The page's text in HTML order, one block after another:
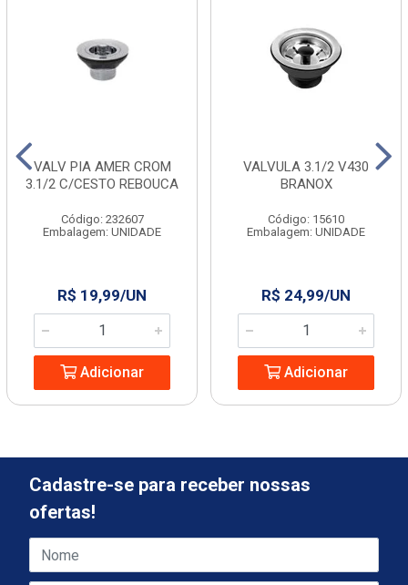
VALV PIA AMER CROM
3.1/2 C/CESTO REBOUCA
Código: 232607
Embalagem: UNIDADE
R$ 19,99/UN
Adicionar
VALVULA 3.1/2 V430
BRANOX
Código: 15610
Embalagem: UNIDADE
R$ 24,99/UN
Adicionar
Cadastre-se para receber nossas
ofertas!